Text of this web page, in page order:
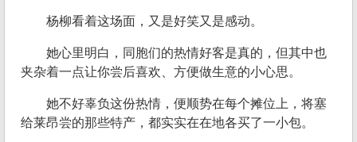
杨柳看着这场面，又是好笑又是感动。
她心里明白，同胞们的热情好客是真的，但其中也
夹杂着一点让你尝后喜欢、方便做生意的小心思。
她不好辜负这份热情，便顺势在每个摊位上，将塞
给莱昂尝的那些特产，都实实在在地各买了一小包。